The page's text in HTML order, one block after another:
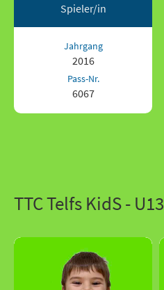
Spieler/in
Jahrgang
2016
Pass-Nr.
6067
TTC Telfs KidS - U13